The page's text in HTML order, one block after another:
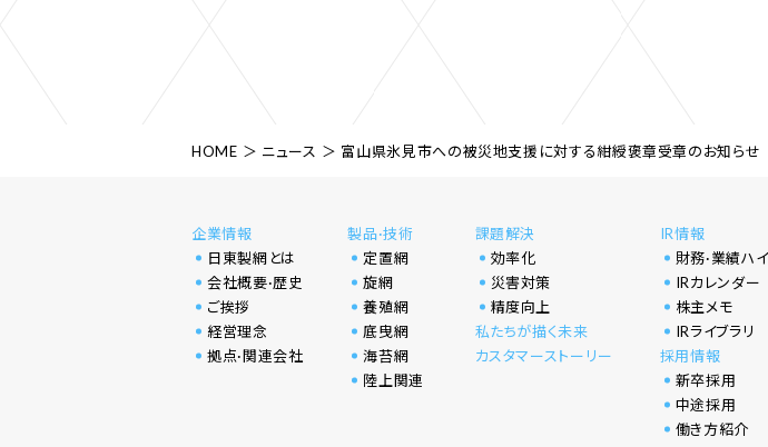
HOME ニュース 富山県氷見市への被災地支援に対する紺綬褒章受章のお知らせ
企業情報
日東製網とは
会社概要·歴史
ご挨拶
経営理念
拠点·関連会社
製品·技術
定置網
旋網
養殖網
底曳網
海苔網
陸上関連
課題解決
効率化
災害対策
精度向上
私たちが描く未来
カスタマーストーリー
IR情報
財務·業績ハイ
IRカレンダー
株主メモ
IRライブラリ
採用情報
新卒採用
中途採用
働き方紹介